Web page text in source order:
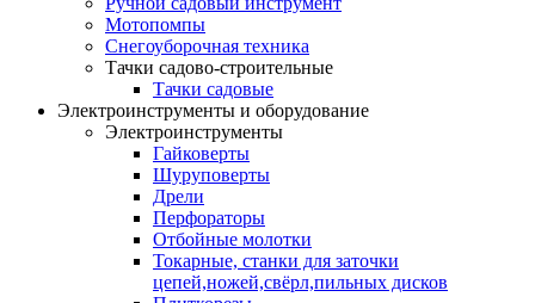
Мотопомпы
Снегоуборочная техника
Тачки садово-строительные
Тачки садовые
Электроинструменты и оборудование
Электроинструменты
Гайковерты
Шуруповерты
Дрели
Перфораторы
Отбойные молотки
Токарные, станки для заточки
цепей,ножей,свёрл,пильных дисков